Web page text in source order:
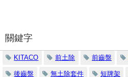
關鍵字
KITACO 前土除 前齒盤
後齒盤 無土除套件 短牌架